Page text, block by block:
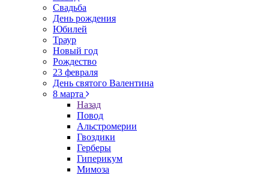
Свадьба
День рождения
Юбилей
Траур
Новый год
Рождество
23 февраля
День святого Валентина
8 марта
Назад
Повод
Альстромерии
Гвоздики
Герберы
Гиперикум
Мимоза